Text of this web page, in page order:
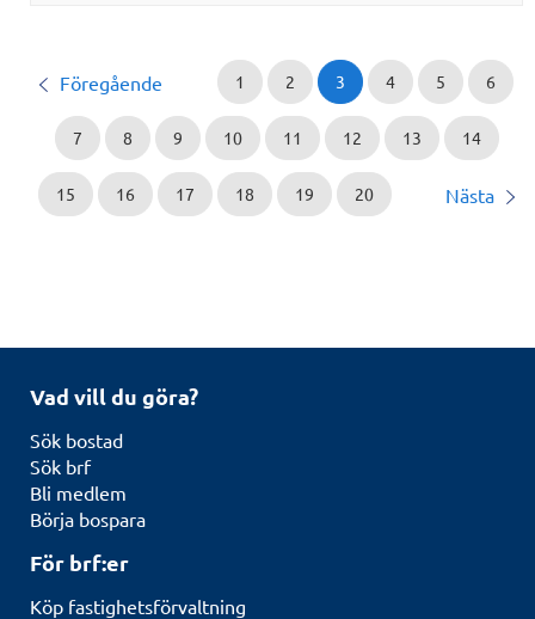
Föregående 1 2 3 4 5 6
7 8 9 10 11 12 13 14
15 16 17 18 19 20 Nästa
Vad vill du göra?
Sök bostad
Sök brf
Bli medlem
Börja bospara
För brf:er
Köp fastighetsförvaltning